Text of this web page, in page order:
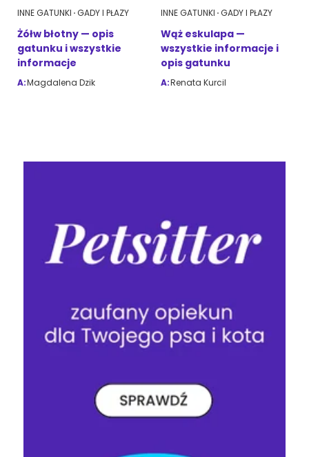
INNE GATUNKI GADY I PŁAZY
Żółw błotny — opis
gatunku i wszystkie
informacje
A:Magdalena Dzik
INNE GATUNKI GADY I PŁAZY
Wąż eskulapa —
wszystkie informacje i
opis gatunku
A:Renata Kurcil